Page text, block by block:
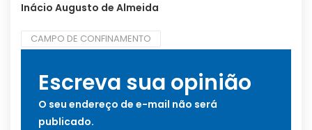
Inácio Augusto de Almeida
CAMPO DE CONFINAMENTO
Escreva sua opinião
O seu endereço de e-mail não será
publicado.